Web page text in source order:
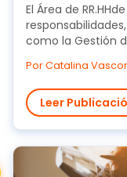
El Área de
como la Gestión
Por Catalina
Leer